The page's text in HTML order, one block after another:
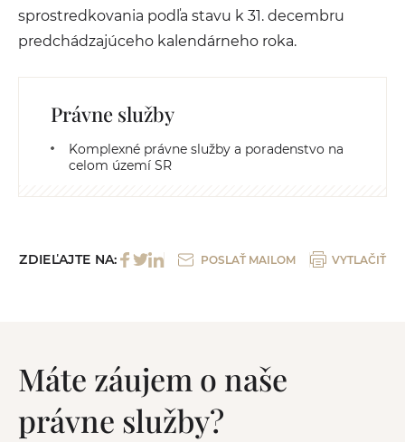
sprostredkovania podľa stavu k 31. decembru
predchádzajúceho kalendárneho roka.
Právne služby
Komplexné právne služby a poradenstvo na
celom území SR
ZDIEĽAJTE NA: POSLAŤ MAILOM VYTLAČIŤ
Máte záujem o naše
právne služby?